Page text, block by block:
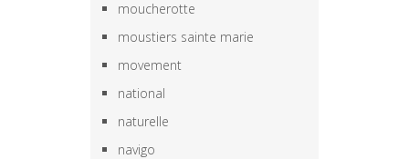
moucherotte
moustiers sainte marie
movement
national
naturelle
navigo